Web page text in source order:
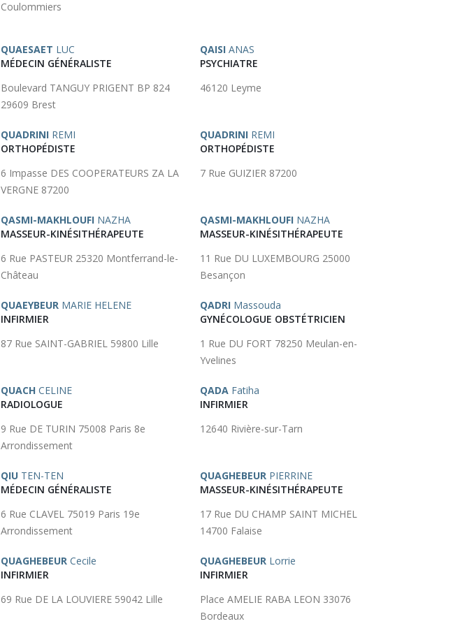
Coulommiers
QUAESAET LUC
MÉDECIN GÉNÉRALISTE
Boulevard TANGUY PRIGENT BP 824
29609 Brest
QAISI ANAS
PSYCHIATRE
46120 Leyme
QUADRINI REMI
ORTHOPÉDISTE
6 Impasse DES COOPERATEURS ZA LA
VERGNE 87200
QUADRINI REMI
ORTHOPÉDISTE
7 Rue GUIZIER 87200
QASMI-MAKHLOUFI NAZHA
MASSEUR-KINÉSITHÉRAPEUTE
6 Rue PASTEUR 25320 Montferrand-le-
Château
QASMI-MAKHLOUFI NAZHA
MASSEUR-KINÉSITHÉRAPEUTE
11 Rue DU LUXEMBOURG 25000
Besançon
QUAEYBEUR MARIE HELENE
INFIRMIER
87 Rue SAINT-GABRIEL 59800 Lille
QADRI Massouda
GYNÉCOLOGUE OBSTÉTRICIEN
1 Rue DU FORT 78250 Meulan-en-
Yvelines
QUACH CELINE
RADIOLOGUE
9 Rue DE TURIN 75008 Paris 8e
Arrondissement
QADA Fatiha
INFIRMIER
12640 Rivière-sur-Tarn
QIU TEN-TEN
MÉDECIN GÉNÉRALISTE
6 Rue CLAVEL 75019 Paris 19e
Arrondissement
QUAGHEBEUR PIERRINE
MASSEUR-KINÉSITHÉRAPEUTE
17 Rue DU CHAMP SAINT MICHEL
14700 Falaise
QUAGHEBEUR Cecile
INFIRMIER
69 Rue DE LA LOUVIERE 59042 Lille
QUAGHEBEUR Lorrie
INFIRMIER
Place AMELIE RABA LEON 33076
Bordeaux